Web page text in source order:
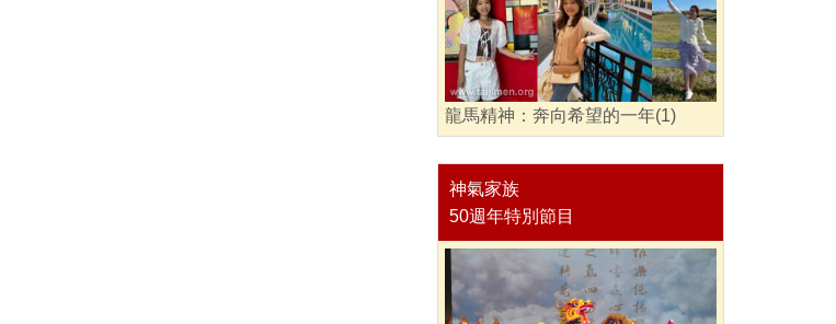
龍馬精神：奔向希望的一年(1)
神氣家族
50週年特別節目